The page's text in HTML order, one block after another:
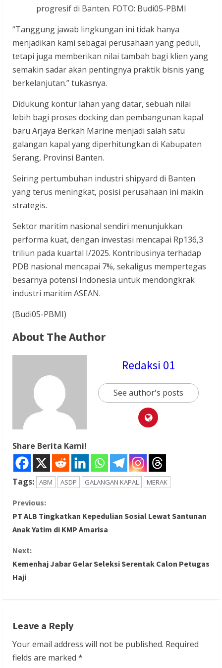
progresif di Banten. FOTO: Budi05-PBMI
“Tanggung jawab lingkungan ini tidak hanya
menjadikan kami sebagai perusahaan yang peduli,
tetapi juga memberikan nilai tambah bagi klien yang
semakin sadar akan pentingnya praktik bisnis yang
berkelanjutan.” tukasnya.
Didukung kontur lahan yang datar, sebuah nilai
lebih bagi proses docking dan pembangunan kapal
baru Arjaya Berkah Marine menjadi salah satu
galangan kapal yang diperhitungkan di Kabupaten
Serang, Provinsi Banten.
Seiring pertumbuhan industri shipyard di Banten
yang terus meningkat, posisi perusahaan ini makin
strategis.
Sektor maritim nasional sendiri menunjukkan
performa kuat, dengan investasi mencapai Rp136,3
triliun pada kuartal I/2025. Kontribusinya terhadap
PDB nasional mencapai 7%, sekaligus mempertegas
besarnya potensi Indonesia untuk mendongkrak
industri maritim ASEAN.
(Budi05-PBMI)
About The Author
Redaksi 01
See author's posts
Share Berita Kami!
Tags: ABM ASDP GALANGAN KAPAL MERAK
C
o
n
t
u
e
Previous:
PT ALB Tingkatkan Kepedulian Sosial Lewat Santunan
Anak Yatim di KMP Amarisa
Next:
Kemenhaj Jabar Gelar Seleksi Serentak Calon Petugas
Haji
Leave a Reply
Your email address will not be published. Required
fields are marked *